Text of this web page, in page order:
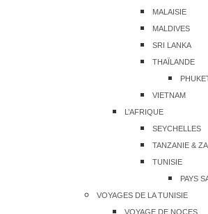
MALAISIE
MALDIVES
SRI LANKA
THAÏLANDE
VIETNAM
L’AFRIQUE
SEYCHELLES
TANZANIE &
TUNISIE
PAYS
VOYAGES DE LA TUNISIE
VOYAGE DE NOCES